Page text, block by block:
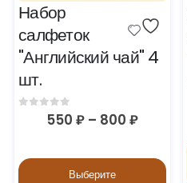
Набор
салфеток
"Английский чай" 4
шт.
out of 5
550 ₽ – 800 ₽
Выберите